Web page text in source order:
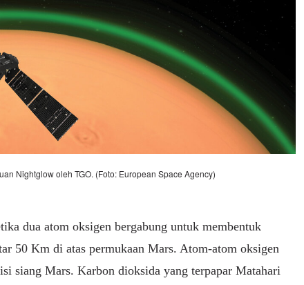
Nightglow oleh TGO. (Foto: European Space Agency)
dua atom oksigen bergabung untuk membentuk
50 Km di atas permukaan Mars. Atom-atom oksigen
siang Mars. Karbon dioksida yang terpapar Matahari